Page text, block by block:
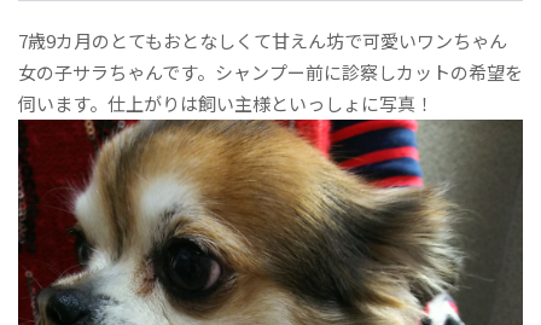
7歳9カ月のとてもおとなしくて甘えん坊で可愛いワンちゃん
女の子サラちゃんです。シャンプー前に診察しカットの希望を
伺います。仕上がりは飼い主様といっしょに写真！